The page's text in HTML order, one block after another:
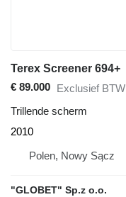
Terex Screener 694+
€ 89.000 Exclusief BTW
Trillende scherm
2010
Polen, Nowy Sącz
"GLOBET" Sp.z o.o.